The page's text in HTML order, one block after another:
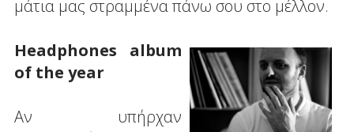
μάτια μας στραμμένα πάνω σου στο μέλλον.
Headphones album
of the year
Αν υπήρχαν